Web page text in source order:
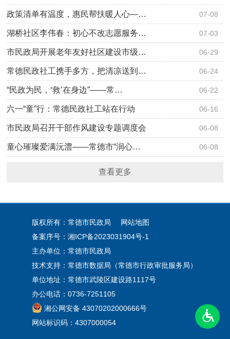
07-08
政策清单有温度，惠民帮扶暖人心—…
07-03
湖桥社区李伟春：初心不改志愿服务…
06-29
市民政局开展老年友好社区建设市级…
06-24
常德民政社工携手多方，把清凉送到…
06-22
“民政为民，‘救’在身边”——常…
06-16
六一“童”行：常德民政社工站在行动
06-08
市民政局召开干部作风建设专题调度会
06-08
童心璀璨爱满沅澧——常德市“润心…
查看更多
版权所有：常德市民政局
网站地图
备案序号： 湘ICP备2023031904号-1
主办单位：常德市民政局
技术支持：常德市数据局（常德市行政审批服务局）
单位地址：常德市武陵区建设路1117号
办公电话：0736-7251105
湘公网安备 43070202000666号
网站标识码：4307000054